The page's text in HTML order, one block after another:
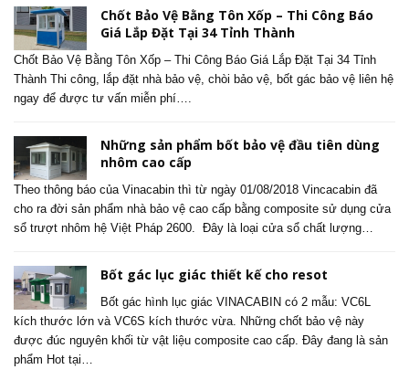
Chốt Bảo Vệ Bằng Tôn Xốp – Thi Công Báo
Giá Lắp Đặt Tại 34 Tỉnh Thành
Chốt Bảo Vệ Bằng Tôn Xốp – Thi Công Báo Giá Lắp Đặt Tại 34 Tỉnh
Thành Thi công, lắp đặt nhà bảo vệ, chòi bảo vệ, bốt gác bảo vệ liên hệ
ngay để được tư vấn miễn phí….
Những sản phẩm bốt bảo vệ đầu tiên dùng
nhôm cao cấp
Theo thông báo của Vinacabin thì từ ngày 01/08/2018 Vincacabin đã
cho ra đời sản phẩm nhà bảo vệ cao cấp bằng composite sử dụng cửa
sổ trượt nhôm hệ Việt Pháp 2600. Đây là loại cửa sổ chất lượng…
Bốt gác lục giác thiết kế cho resot
Bốt gác hình lục giác VINACABIN có 2 mẫu: VC6L
kích thước lớn và VC6S kích thước vừa. Những chốt bảo vệ này
được đúc nguyên khối từ vật liệu composite cao cấp. Đây đang là sản
phẩm Hot tại…